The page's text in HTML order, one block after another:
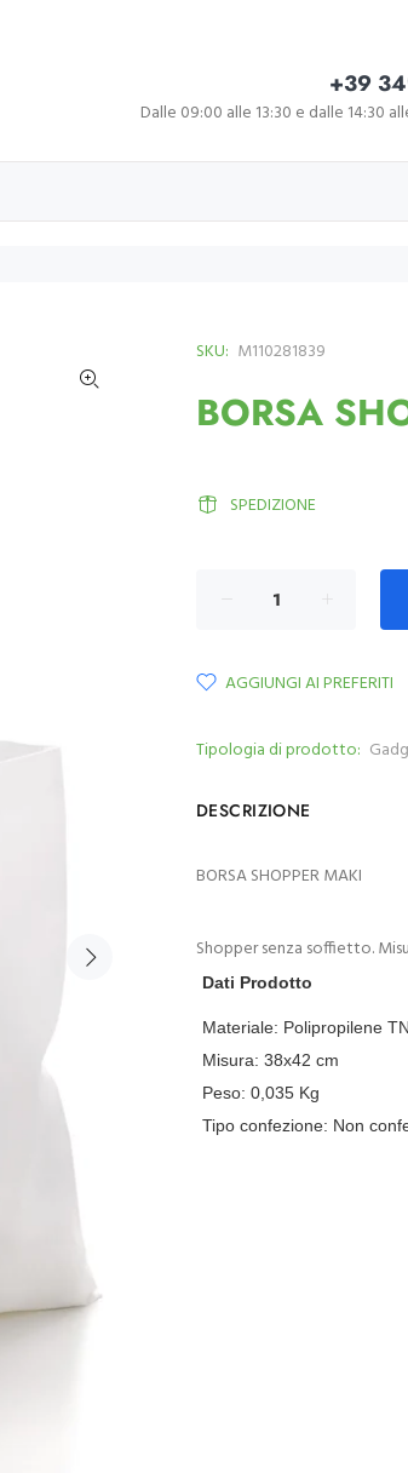
+39
Dalle 09:00 alle 13:30 e dalle 14:30
SKU: M110281839
BORSA
SPEDIZIONE
AGGIUNGI AI PREFERITI
Tipologia di prodotto:
DESCRIZIONE
BORSA SHOPPER MAKI
Shopper senza soffietto.
Dati Prodotto
Materiale: Polipropilene
Misura: 38x42 cm
Peso: 0,035 Kg
Tipo confezione: Non